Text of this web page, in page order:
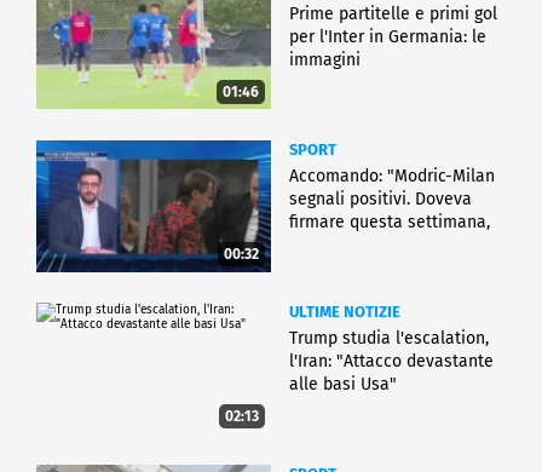
01:46
Prime partitelle e primi gol
per l'Inter in Germania: le
immagini
00:32
SPORT
Accomando: "Modric-Milan
segnali positivi. Doveva
firmare questa settimana,
02:13
ULTIME NOTIZIE
Trump studia l'escalation,
l'Iran: "Attacco devastante
alle basi Usa"